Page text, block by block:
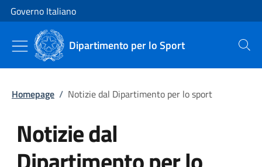
Vai al contenuto
Vai alla navigazione del sito
Governo Italiano
Dipartimento per lo Sport Cerca
Homepage / Notizie dal Dipartimento per lo sport
Notizie dal